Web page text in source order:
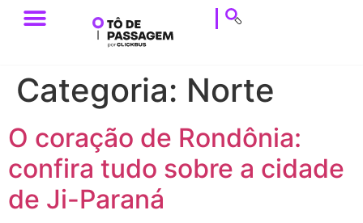
Categoria: Norte
O coração de Rondônia:
confira tudo sobre a cidade
de Ji-Paraná